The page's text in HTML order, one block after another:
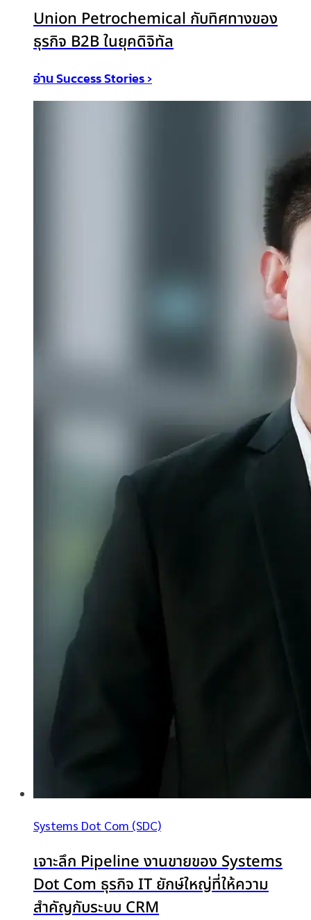
Union Petrochemical กับทิศทางของ
ธุรกิจ B2B ในยุคดิจิทัล
อ่าน Success Stories ›
Systems Dot Com (SDC)
เจาะลึก Pipeline งานขายของ Systems
Dot Com ธุรกิจ IT ยักษ์ใหญ่ที่ให้ความ
สำคัญกับระบบ CRM